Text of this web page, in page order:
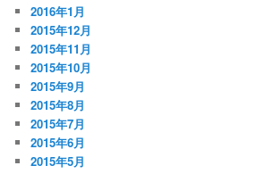
2016年1月
2015年12月
2015年11月
2015年10月
2015年9月
2015年8月
2015年7月
2015年6月
2015年5月